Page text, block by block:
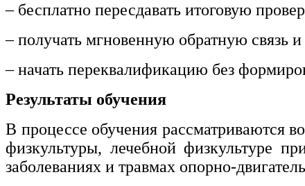
Средства массовой информации и
Подготовка к периодической
аккредитации
Основные Услуги
– бесплатно пересдавать итоговую
– получать мгновенную обратную связь и
– начать переквалификацию без
Результаты обучения
В процессе обучения рассматриваются
физкультуры, лечебной физкультуре
заболеваниях и травмах опорно-